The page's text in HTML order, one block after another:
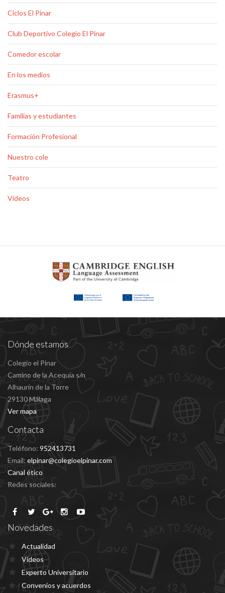
Ciclos El Pinar
Club Deportivo Colegio El Pinar
Comedor escolar
En los medios
Erasmus+
Familias y estudiantes
Formación Profesional
Nuestro cole
Teatro
Vídeos
Dónde estamos
Colegio el Pinar
Camino de la Acequía s/n
Alhaurín de la Torre
29130 Málaga
Ver mapa
Contacta
Teléfono: 952413731
Email: elpinar@colegioelpinar.com
Canal ético
Redes sociales:
Novedades
Actualidad
Vídeos
Experto Universitario
Convenios y acuerdos